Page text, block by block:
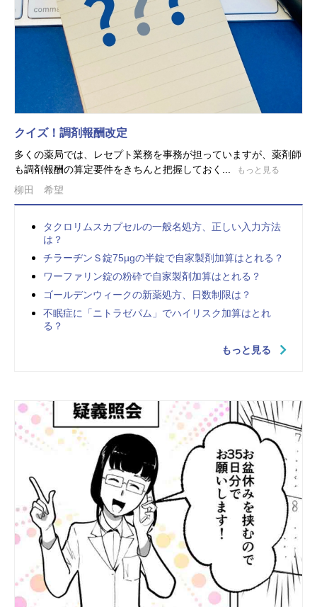
クイズ！調剤報酬改定
多くの薬局では、レセプト業務を事務が担っていますが、薬剤師
も調剤報酬の算定要件をきちんと把握しておく...
もっと見る
柳田 希望
タクロリムスカプセルの一般名処方、正しい入力方法
は？
チラーヂンＳ錠75µgの半錠で自家製剤加算はとれる？
ワーファリン錠の粉砕で自家製剤加算はとれる？
ゴールデンウィークの新薬処方、日数制限は？
不眠症に「ニトラゼパム」でハイリスク加算はとれ
る？
もっと見る